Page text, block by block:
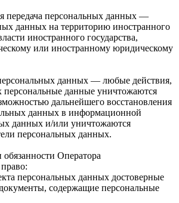
передача персональных данных —
данных на территорию иностранного
иностранного государства,
или иностранному юридическому
данных — любые действия,
персональные данные уничтожаются
дальнейшего восстановления
данных в информационной
данных и/или уничтожаются
персональных данных.
Оператора
персональных данных достоверные
содержащие персональные